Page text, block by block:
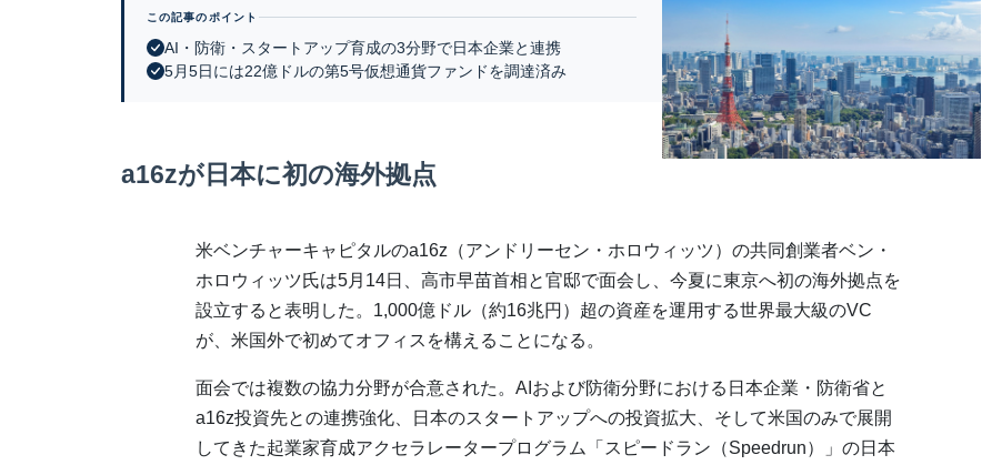
この記事のポイント
AI・防衛・スタートアップ育成の3分野で日本企業と連携
5月5日には22億ドルの第5号仮想通貨ファンドを調達済み
a16zが日本に初の海外拠点
米ベンチャーキャピタルのa16z（アンドリーセン・ホロウィッツ）の共同創業者ベン・
ホロウィッツ氏は5月14日、高市早苗首相と官邸で面会し、今夏に東京へ初の海外拠点を
設立すると表明した。1,000億ドル（約16兆円）超の資産を運用する世界最大級のVC
が、米国外で初めてオフィスを構えることになる。
面会では複数の協力分野が合意された。AIおよび防衛分野における日本企業・防衛省と
a16z投資先との連携強化、日本のスタートアップへの投資拡大、そして米国のみで展開
してきた起業家育成アクセラレータープログラム「スピードラン（Speedrun）」の日本